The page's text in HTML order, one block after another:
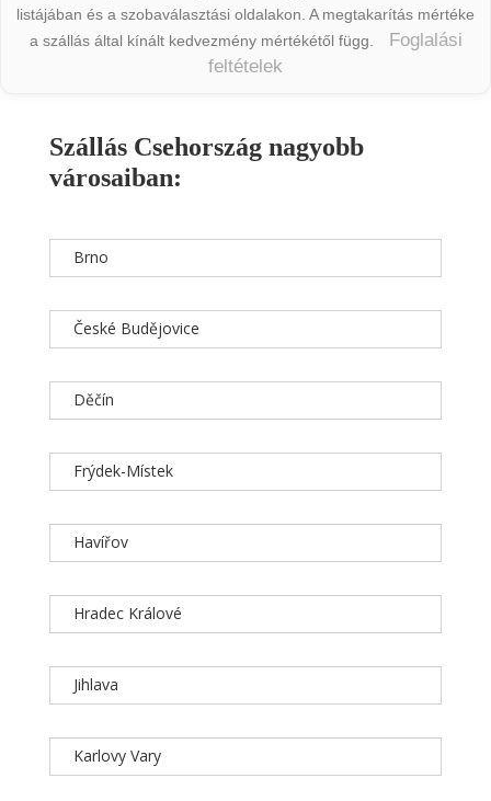
listájában és a szobaválasztási oldalakon. A megtakarítás mértéke
a szállás által kínált kedvezmény mértékétől függ.
Foglalási
feltételek
Szállás Csehország nagyobb
városaiban:
Brno
České Budějovice
Děčín
Frýdek-Místek
Havířov
Hradec Králové
Jihlava
Karlovy Vary